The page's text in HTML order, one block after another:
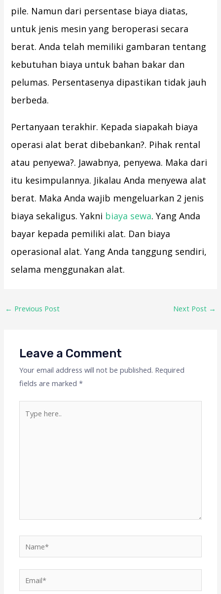
pile. Namun dari persentase biaya diatas,
untuk jenis mesin yang beroperasi secara
berat. Anda telah memiliki gambaran tentang
kebutuhan biaya untuk bahan bakar dan
pelumas. Persentasenya dipastikan tidak jauh
berbeda.
Pertanyaan terakhir. Kepada siapakah biaya
operasi alat berat dibebankan?. Pihak rental
atau penyewa?. Jawabnya, penyewa. Maka dari
itu kesimpulannya. Jikalau Anda menyewa alat
berat. Maka Anda wajib mengeluarkan 2 jenis
biaya sekaligus. Yakni biaya sewa. Yang Anda
bayar kepada pemiliki alat. Dan biaya
operasional alat. Yang Anda tanggung sendiri,
selama menggunakan alat.
← Previous Post Next Post →
Leave a Comment
Your email address will not be published. Required
fields are marked*
here..